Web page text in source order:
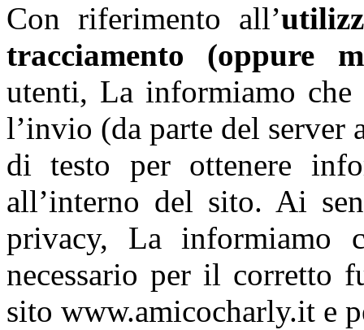
Con riferimento all’
tracciamento (oppure
utenti, La informiamo che
l’invio (da parte del server
di testo per ottenere
all’interno del sito. Ai
privacy, La informiamo
necessario per il corretto
sito www.amicocharly.it e